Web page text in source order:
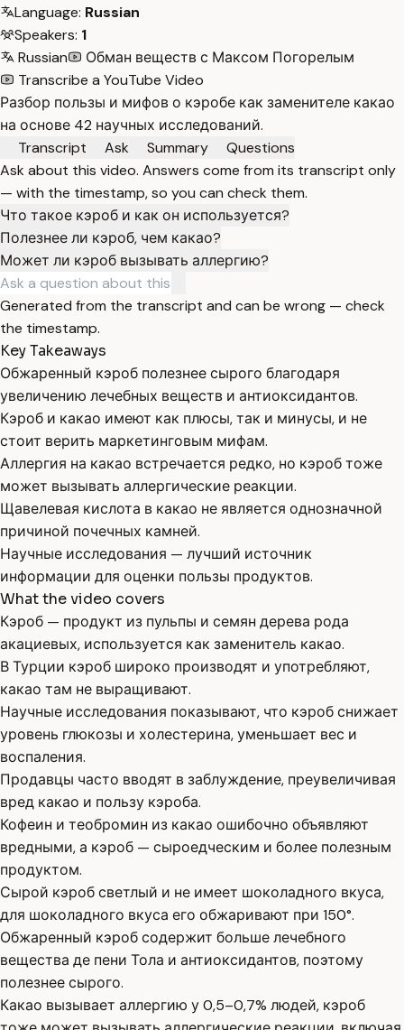
Language: Russian
Speakers: 1
Russian
Обман веществ с Максом Погорелым
Transcribe a YouTube Video
Разбор пользы и мифов о кэробе как заменителе какао
на основе 42 научных исследований.
Transcript
Ask Summary
Questions
Ask about this video. Answers come from its transcript only
— with the timestamp, so you can check them.
Что такое кэроб и как он используется?
Полезнее ли кэроб, чем какао?
Может ли кэроб вызывать аллергию?
Generated from the transcript and can be wrong — check
the timestamp.
Key Takeaways
Обжаренный кэроб полезнее сырого благодаря
увеличению лечебных веществ и антиоксидантов.
Кэроб и какао имеют как плюсы, так и минусы, и не
стоит верить маркетинговым мифам.
Аллергия на какао встречается редко, но кэроб тоже
может вызывать аллергические реакции.
Щавелевая кислота в какао не является однозначной
причиной почечных камней.
Научные исследования — лучший источник
информации для оценки пользы продуктов.
What the video covers
Кэроб — продукт из пульпы и семян дерева рода
акациевых, используется как заменитель какао.
В Турции кэроб широко производят и употребляют,
какао там не выращивают.
Научные исследования показывают, что кэроб снижает
уровень глюкозы и холестерина, уменьшает вес и
воспаления.
Продавцы часто вводят в заблуждение, преувеличивая
вред какао и пользу кэроба.
Кофеин и теобромин из какао ошибочно объявляют
вредными, а кэроб — сыроедческим и более полезным
продуктом.
Сырой кэроб светлый и не имеет шоколадного вкуса,
для шоколадного вкуса его обжаривают при 150°.
Обжаренный кэроб содержит больше лечебного
вещества де пени Тола и антиоксидантов, поэтому
полезнее сырого.
Какао вызывает аллергию у 0,5–0,7% людей, кэроб